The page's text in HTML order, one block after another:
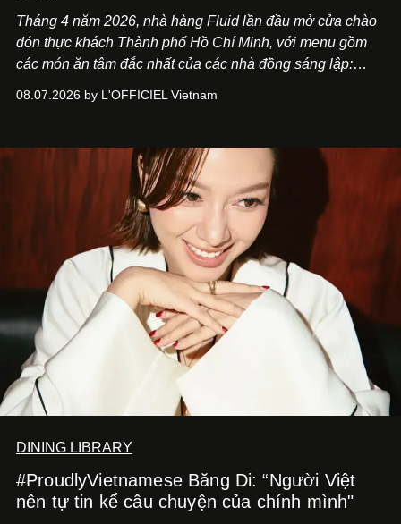
Tháng 4 năm 2026, nhà hàng Fluid lần đầu mở cửa chào
đón thực khách Thành phố Hồ Chí Minh, với menu gồm
các món ăn tâm đắc nhất của các nhà đồng sáng lập:
món ăn đa dạng từ Á đến Âu nhanh chóng được yêu thích
mang đến niềm vui cho thực khách.
08.07.2026 by L'OFFICIEL Vietnam
DINING LIBRARY
#ProudlyVietnamese Băng Di: “Người Việt
nên tự tin kể câu chuyện của chính mình"